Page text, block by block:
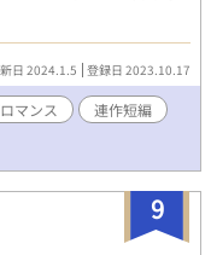
な声を持つバリトン
の、たまに距離感がお
あり）。音楽もてんこ
いしました！ BLと
ーン皆無です）。登
ので、女性との関係
は実在します（舞台が
います）が、物語はフ
関係ございません。
ありませんので、事実
日 2024.1.5 登録日 2023.10.17
マンス
連作短編
9